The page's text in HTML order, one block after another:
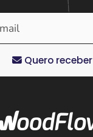
Quero receber